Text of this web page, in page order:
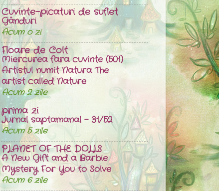
Cuvinte-picaturi de suflet
Gânduri
Acum o zi
Floare de Colt
Miercurea fara cuvinte (501)
Artistul numit Natura The
artist called Nature
Acum 2 zile
prima zi
Jurnal saptamanal - 31/52
Acum 5 zile
PLANET OF THE DOLLS
A New Gift and a Barbie
Mystery For You to Solve
Acum 6 zile